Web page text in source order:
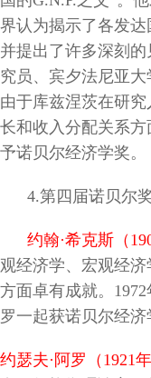
界认为揭示了各发达
并提出了许多深刻
究员、宾夕法尼亚大
由于库兹涅茨在研
长和收入分配关系
予诺贝尔经济学奖。
4.第四届诺贝尔
约翰·希克斯（
观经济学、宏观经
方面卓有成就。
罗一起获诺贝尔经济
约瑟夫·阿罗（1921